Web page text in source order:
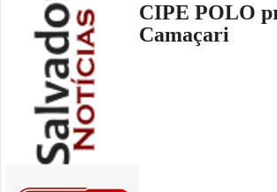
CIPE POLO
Camaçari